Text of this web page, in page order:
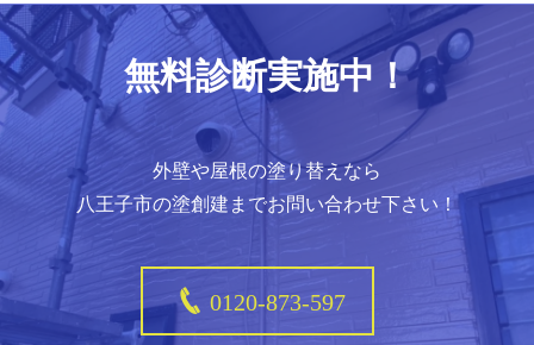
無料診断実施中！
外壁や屋根の塗り替えなら
八王子市の塗創建までお問い合わせ下さい！
0120-873-597